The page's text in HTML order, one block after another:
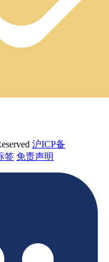
沪ICP备
签 免责声明